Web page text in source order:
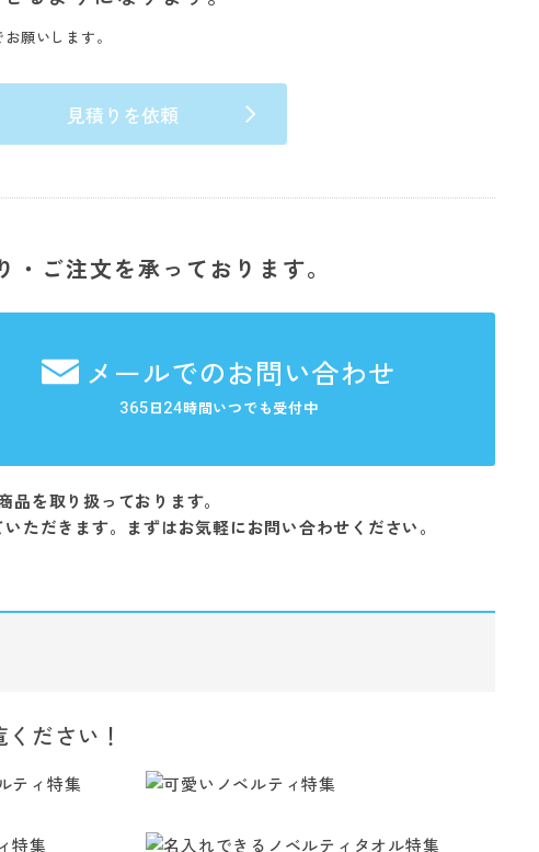
願いします。
見積りを依頼
ご注文を承っております。
メールでのお問い合わせ
365日24時間いつでも受付中
を取り扱っております。
ただきます。まずはお気軽にお問い合わせください。
ださい！